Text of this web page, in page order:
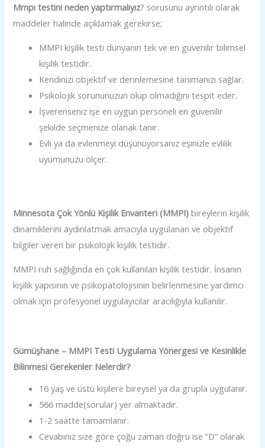
Mmpı testini neden yaptırmalıyız? sorusunu ayrıntılı olarak
maddeler halinde açıklamak gerekirse;
MMPI kişilik testi dünyanın tek ve en güvenilir bilimsel
kişilik testidir.
Kendinizi objektif ve derinlemesine tanımanızı sağlar.
Psikolojik sorununuzun olup olmadığını tespit eder.
İşverenseniz işe en uygun personeli en güvenilir
şekilde seçmenize olanak tanır.
Evli ya da evlenmeyi düşünüyorsanız eşinizle evlilik
uyumunuzu ölçer.
Minnesota Çok Yönlü Kişilik Envanteri (MMPI) bireylerin kişilik
dinamiklerini aydınlatmak amacıyla uygulanan ve objektif
bilgiler veren bir psikolojik kişilik testidir.
MMPI ruh sağlığında en çok kullanılan kişilik testidir. İnsanın
kişilik yapısının ve psikopatolojisinin belirlenmesine yardımcı
olmak için profesyonel uygulayıcılar aracılığıyla kullanılır.
Gümüşhane – MMPI Testi Uygulama Yönergesi ve Kesinlikle
Bilinmesi Gerekenler Nelerdir?
16 yaş ve üstü kişilere bireysel ya da grupla uygulanır.
566 madde(sorular) yer almaktadır.
1-2 saatte tamamlanır.
Cevabınız size göre çoğu zaman doğru ise “D” olarak